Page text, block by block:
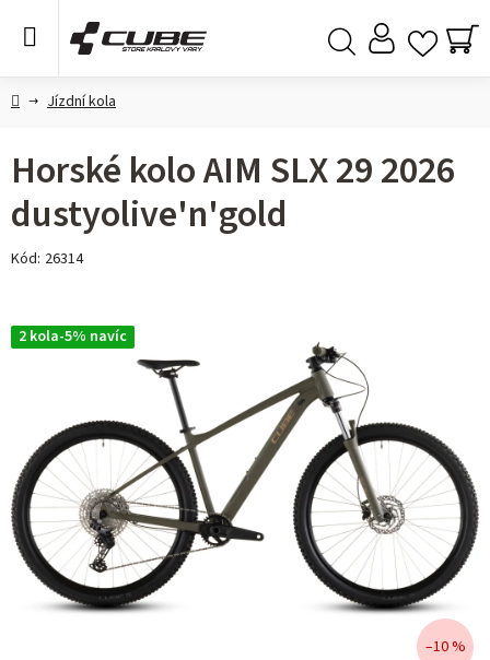
DomůJízdní kola
Horské kolo AIM SLX 29 2026
dustyolive'n'gold
Kód: 26314
2 kola-5% navíc
–10 %